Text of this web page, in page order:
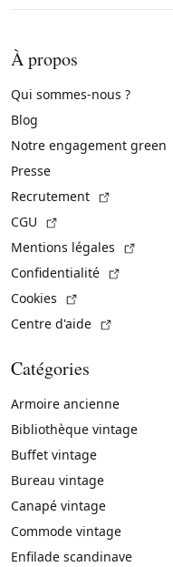
À propos
Qui sommes-nous ?
Blog
Notre engagement green
Presse
Recrutement
CGU
Mentions légales
Confidentialité
Cookies
Centre d'aide
Catégories
Armoire ancienne
Bibliothèque vintage
Buffet vintage
Bureau vintage
Canapé vintage
Commode vintage
Enfilade scandinave